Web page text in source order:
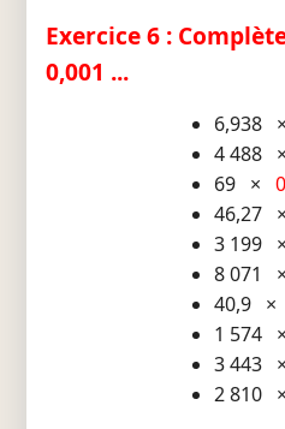
Exercice 6 :
0,001 ...
4 488
69 ×
46,27
3 199
8 071
40,9
1
3 443
2 810